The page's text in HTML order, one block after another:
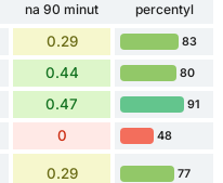
na 90 minut
percentyl
0.29 83
0.44 80
0.47 91
0 48
0.29 77